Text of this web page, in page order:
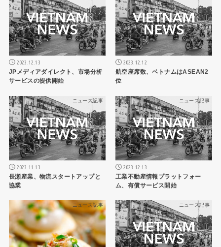
2023.12.13
JPメディアダイレクト、市場分析
サービスの提供開始
2023.12.12
航空座席数、ベトナムはASEAN2
位
ニュース記事
2023.11.13
長瀬産業、物流スタートアップと
協業
ニュース記事
2023.12.13
工業不動産情報プラットフォー
ム、有償サービス開始
ニュース記事 ニュース記事